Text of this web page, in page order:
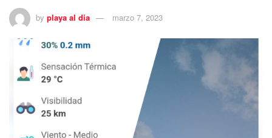
by playa al dia marzo 7, 2023